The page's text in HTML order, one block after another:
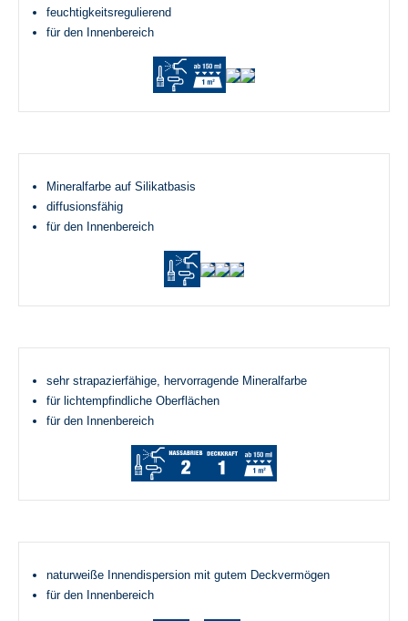
feuchtigkeitsregulierend
für den Innenbereich
Mineralfarbe auf Silikatbasis
diffusionsfähig
für den Innenbereich
sehr strapazierfähige, hervorragende Mineralfarbe
für lichtempfindliche Oberflächen
für den Innenbereich
naturweiße Innendispersion mit gutem Deckvermögen
für den Innenbereich